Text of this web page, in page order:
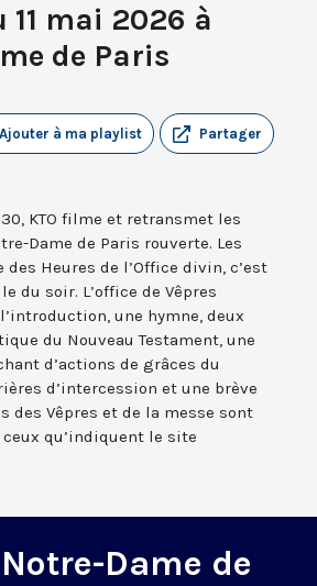
11 mai 2026 à
de Paris
Partager
Ajouter à ma playlist
KTO filme et retransmet les
Dame de Paris rouverte. Les
Heures de l’Office divin, c’est
du soir. L’office de Vêpres
une hymne, deux
du Nouveau Testament, une
d’actions de grâces du
d’intercession et une brève
des Vêpres et de la messe sont
qu’indiquent le site
Dame de